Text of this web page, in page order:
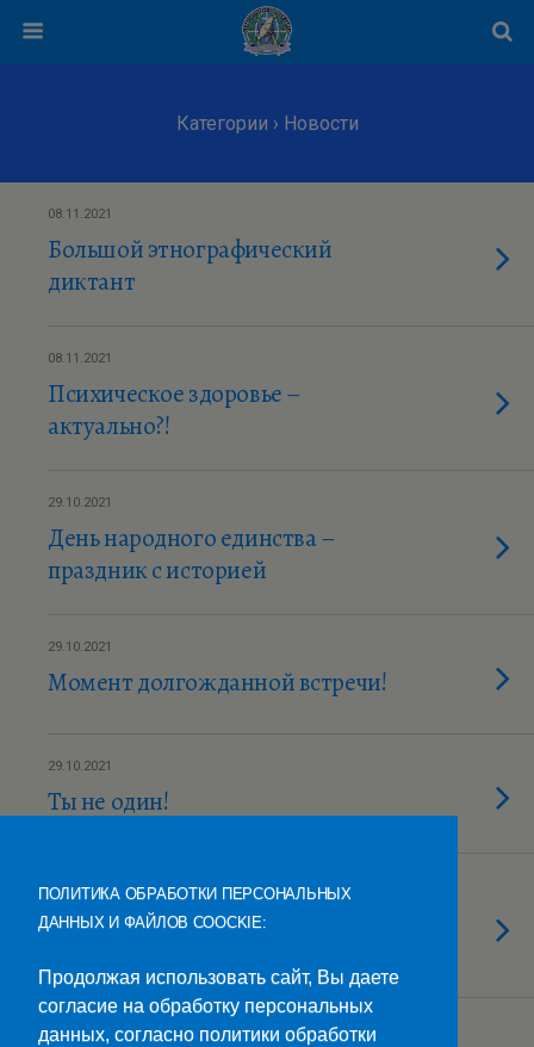
Категории › Новости
08.11.2021
Большой этнографический
диктант
08.11.2021
Психическое здоровье –
актуально?!
29.10.2021
День народного единства –
праздник с историей
29.10.2021
Момент долгожданной встречи!
29.10.2021
Ты не один!
28.10.2021
Ушла из жизни Беликова
27.10.2021
ПОЛИТИКА ОБРАБОТКИ ПЕРСОНАЛЬНЫХ
ДАННЫХ И ФАЙЛОВ COOCKIE:
Продолжая использовать сайт, Вы даете
согласие на обработку персональных
данных, согласно политики обработки